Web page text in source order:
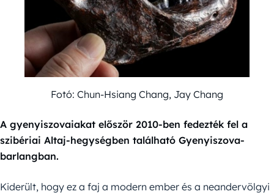
Fotó: Chun-Hsiang Chang, Jay Chang
A gyenyiszovaiakat először 2010-ben fedezték fel a
szibériai Altaj-hegységben található Gyenyiszova-
barlangban.
Kiderült, hogy ez a faj a modern ember és a neandervölgyi